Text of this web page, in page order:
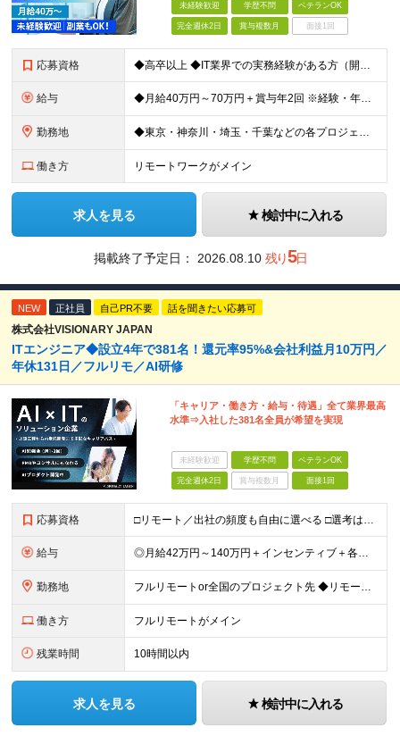
未経験歓迎 学歴不問 ベテランOK
完全週休2日 賞与複数月 面接1回
応募資格 ◆高卒以上 ◆IT業界での実務経験がある方（開発・インフラ・サポート等、職種不問） ★マネジメント・PMOの経験は一切問いません！ ～こんな方は向いています～ ・2〜3人の小規模なチームで、リーダー
給与 ◆月給40万円～70万円＋賞与年2回 ※経験・年齢・能力を考慮の上、当社規定により優遇いたします ※試用期間1ヶ月あり、待遇等に差異なし ※残業代別途全額支給 ＜平均年収600万円＞ 年収420万円
勤務地 ◆東京・神奈川・埼玉・千葉などの各プロジェクト先 ※希望勤務地を考慮します。 ※お客様先の9割は、東京23区内です。 ※転居を伴う転勤はありません。 ※客先常駐の場合はクライアントのルールに準じます。
働き方 リモートワークがメイン
求人を見る 検討中に入れる
掲載終了予定日： 2026.08.10 残り5日
NEW 正社員 自己PR不要 話を聞きたい応募可
株式会社VISIONARY JAPAN
ITエンジニア◆設立4年で381名！還元率95%&会社利益月10万円／
年休131日／フルリモ／AI研修
「キャリア・働き方・給与・待遇」全て業界最高
水準⇒入社した381名全員が希望を実現
未経験歓迎 学歴不問 ベテランOK
完全週休2日 賞与複数月 面接1回
応募資格 □リモート／出社の頻度も自由に選べる □選考は役員とWeb面談1回のみ □学歴不問／第二新卒歓迎／ブランクOK 【応募条件】 ◎ITエンジニアの実務経験1年以上をお持ちの方 └言語・業界・ジャンル不
給与 ◎月給42万円～140万円＋インセンティブ＋各種手当 ・エンジニア平均年収640万円 ・入社したエンジニア全員年収UP！平均180万円UP！ ・還元率80~95%！平均還元率86.9% ・単価連動型⇒
勤務地 フルリモートor全国のプロジェクト先 ◆リモート実施率93%（リモート／出社の頻度も自分で選べる） ◆UIターン歓迎！転勤なし ※(変更の範囲)上記を除く当社関連勤務地 ＼独立した評価機関による評価
働き方 フルリモートがメイン
残業時間 10時間以内
求人を見る 検討中に入れる